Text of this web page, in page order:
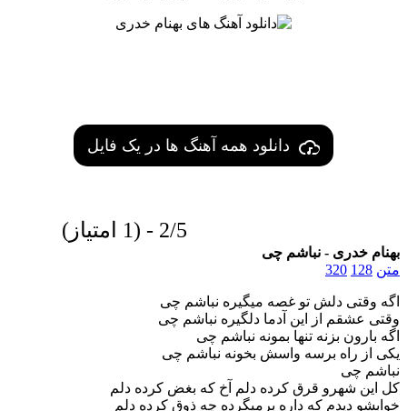
دانلود همه آهنگ ها در یک فایل
2/5 - (1 امتیاز)
بهنام خدری - نباشم چی
متن 128
320
اگه وقتی دلش تو غصه میگیره نباشم چی
وقتی عشقم از این آدما دلگیره نباشم چی
اگه بارون بزنه تنها بمونه نباشم چی
یکی از راه برسه واسش بخونه نباشم چی
نباشم چی
کل این شهرو قرق کرده دلم آخ که بغض کرده دلم
خوابشو دیدم که داره برمیگرده چه ذوق کرده دلم